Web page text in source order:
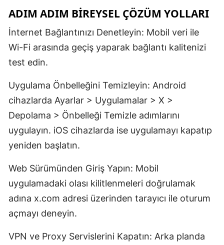
ADIM ADIM BIREYSEL ÇÖZÜM YOLLARI
İnternet Bağlantınızı Denetleyin: Mobil veri ile
Wi-Fi arasında geçiş yaparak bağlantı kalitenizi
test edin.
Uygulama Önbelleğini Temizleyin: Android
cihazlarda Ayarlar > Uygulamalar > X >
Depolama > Önbelleği Temizle adımlarını
uygulayın. iOS cihazlarda ise uygulamayı kapatıp
yeniden başlatın.
Web Sürümünden Giriş Yapın: Mobil
uygulamadaki olası kilitlenmeleri doğrulamak
adına x.com adresi üzerinden tarayıcı ile oturum
açmayı deneyin.
VPN ve Proxy Servislerini Kapatın: Arka planda